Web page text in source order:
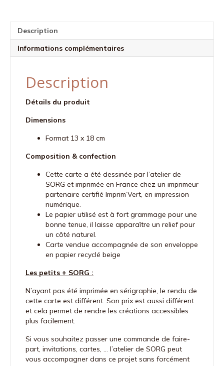
Description
Informations complémentaires
Description
Détails du produit
Dimensions
Format 13 x 18 cm
Composition & confection
Cette carte a été dessinée par l’atelier de
SORG et imprimée en France chez un imprimeur
partenaire certifié Imprim’Vert, en impression
numérique.
Le papier utilisé est à fort grammage pour une
bonne tenue, il laisse apparaître un relief pour
un côté naturel.
Carte vendue accompagnée de son enveloppe
en papier recyclé beige
Les petits + SORG :
N’ayant pas été imprimée en sérigraphie, le rendu de
cette carte est différent. Son prix est aussi différent
et cela permet de rendre les créations accessibles
plus facilement.
Si vous souhaitez passer une commande de faire-
part, invitations, cartes, … l’atelier de SORG peut
vous accompagner dans ce projet sans forcément